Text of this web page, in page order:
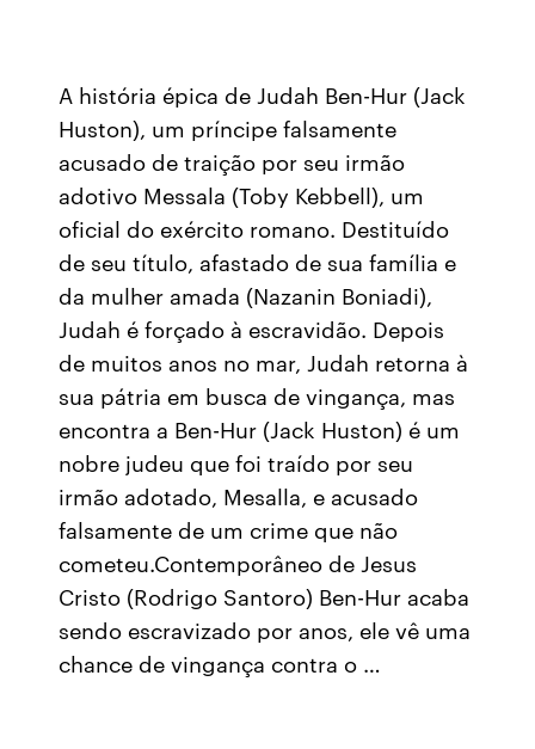
A história épica de Judah Ben-Hur (Jack
Huston), um príncipe falsamente
acusado de traição por seu irmão
adotivo Messala (Toby Kebbell), um
oficial do exército romano. Destituído
de seu título, afastado de sua família e
da mulher amada (Nazanin Boniadi),
Judah é forçado à escravidão. Depois
de muitos anos no mar, Judah retorna à
sua pátria em busca de vingança, mas
encontra a Ben-Hur (Jack Huston) é um
nobre judeu que foi traído por seu
irmão adotado, Mesalla, e acusado
falsamente de um crime que não
cometeu.Contemporâneo de Jesus
Cristo (Rodrigo Santoro) Ben-Hur acaba
sendo escravizado por anos, ele vê uma
chance de vingança contra o …